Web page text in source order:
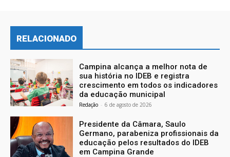
RELACIONADO
Campina alcança a melhor nota de
sua história no IDEB e registra
crescimento em todos os indicadores
da educação municipal
Redação - 6 de agosto de 2026
Presidente da Câmara, Saulo
Germano, parabeniza profissionais da
educação pelos resultados do IDEB
em Campina Grande